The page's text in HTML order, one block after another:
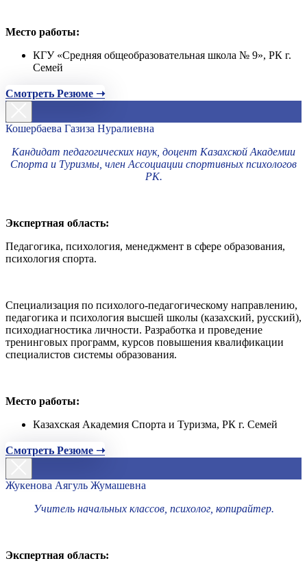
Место работы:
КГУ «Средняя общеобразовательная школа № 9», РК г.
Семей
Смотреть Резюме ➝
Кошербаева Газиза Нуралиевна
Кандидат педагогических наук, доцент Казахской Академии
Спорта и Туризмы, член Ассоциации спортивных психологов
РК.
Экспертная область:
Педагогика, психология, менеджмент в сфере образования,
психология спорта.
Специализация по психолого-педагогическому направлению,
педагогика и психология высшей школы (казахский, русский),
психодиагностика личности. Разработка и проведение
тренинговых программ, курсов повышения квалификации
специалистов системы образования.
Место работы:
Казахская Академия Спорта и Туризма, РК г. Семей
Смотреть Резюме ➝
Жукенова Аягуль Жумашевна
Учитель начальных классов, психолог, копирайтер.
Экспертная область: